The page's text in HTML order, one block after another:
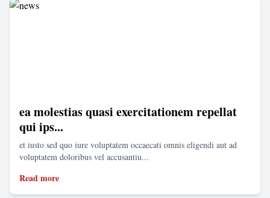
ea molestias quasi exercitationem repellat
qui ips...
et iusto sed quo iure voluptatem occaecati omnis eligendi aut ad
voluptatem doloribus vel accusantiu...
Read more